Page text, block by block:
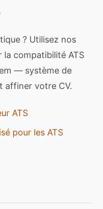
? Utilisez nos
compatibilité ATS
— système de
affiner votre CV.
ATS
pour les ATS